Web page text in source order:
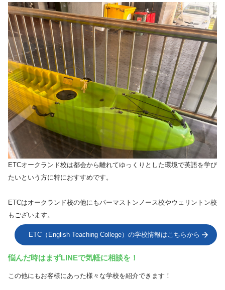
ETCオークランド校は都会から離れてゆっくりとした環境で英語を学び
たいという方に特におすすめです。
ETCはオークランド校の他にもパーマストンノース校やウェリントン校
もございます。
ETC（English Teaching College）の学校情報はこちらから
悩んだ時はまずLINEで気軽に相談を！
この他にもお客様にあった様々な学校を紹介できます！